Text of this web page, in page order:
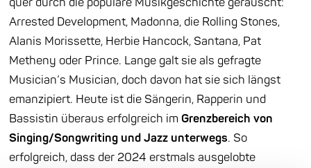
Arrested Development, Madonna, die Rolling Stones,
Alanis Morissette, Herbie Hancock, Santana, Pat
Metheny oder Prince. Lange galt sie als gefragte
Musician’s Musician, doch davon hat sie sich längst
emanzipiert. Heute ist die Sängerin, Rapperin und
Bassistin überaus erfolgreich im Grenzbereich von
Singing/Songwriting und Jazz unterwegs. So
erfolgreich, dass der 2024 erstmals ausgelobte